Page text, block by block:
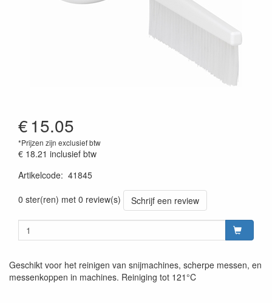
€15.05
*Prijzen zijn exclusief btw
€ 18.21 inclusief btw
Artikelcode: 41845
0 ster(ren) met 0 review(s)
Schrijf een review
Geschikt voor het reinigen van snijmachines, scherpe messen, en
messenkoppen in machines. Reiniging tot 121°C